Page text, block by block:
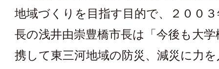
地域づくりを目指す目的で、２００
長の浅井由崇豊橋市長は「今後も大
携して東三河地域の防災、減災に力